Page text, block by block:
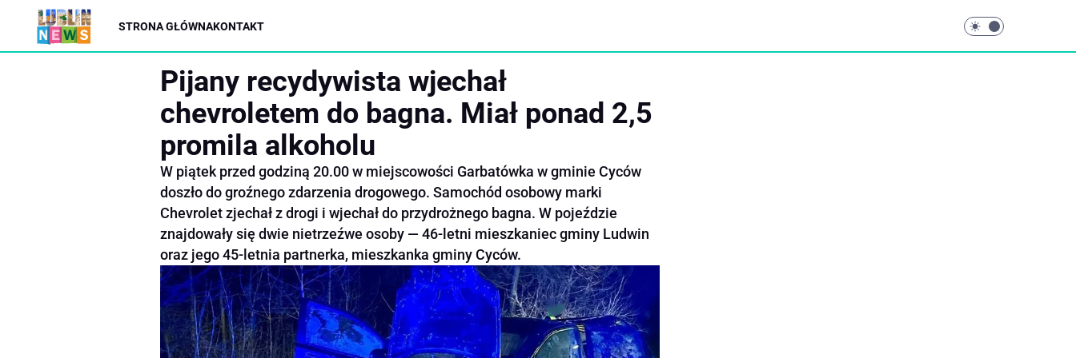
STRONA GŁÓWNAKONTAKT
Pijany recydywista wjechał
chevroletem do bagna. Miał ponad 2,5
promila alkoholu
W piątek przed godziną 20.00 w miejscowości Garbatówka w gminie Cyców
doszło do groźnego zdarzenia drogowego. Samochód osobowy marki
Chevrolet zjechał z drogi i wjechał do przydrożnego bagna. W pojeździe
znajdowały się dwie nietrzeźwe osoby — 46-letni mieszkaniec gminy Ludwin
oraz jego 45-letnia partnerka, mieszkanka gminy Cyców.